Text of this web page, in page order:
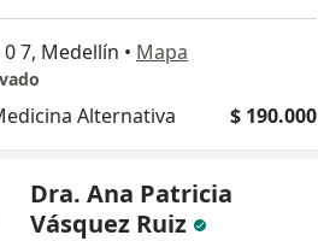
0 7, Medellín • Mapa
Alternativa $ 190.000
Dra. Ana Patricia
Vásquez Ruiz